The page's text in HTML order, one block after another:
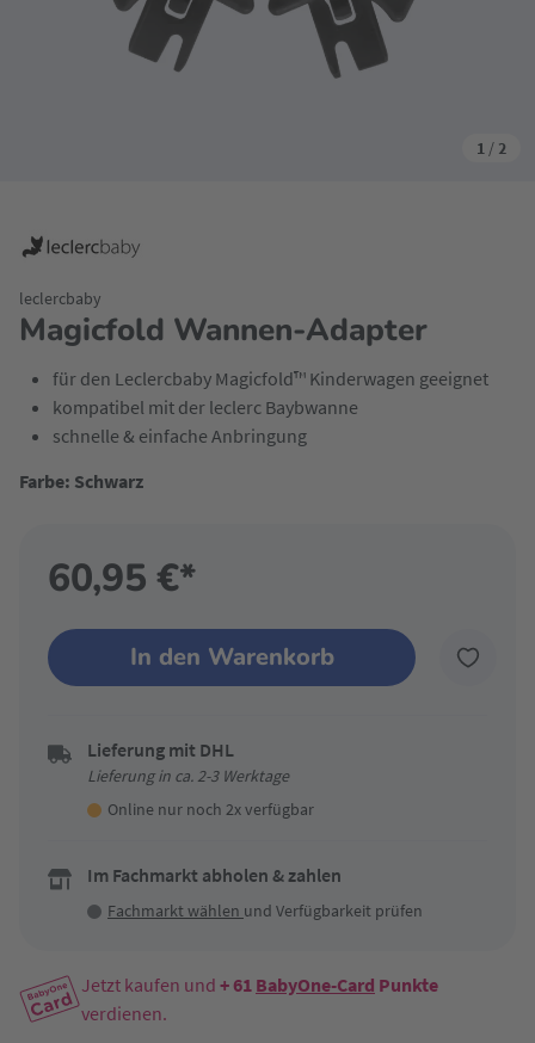
1 / 2
Magicfold Wannen-Adapter
leclercbaby
für den Leclercbaby Magicfold™ Kinderwagen geeignet
kompatibel mit der leclerc Baybwanne
schnelle & einfache Anbringung
Farbe: Schwarz
60,95 €*
In den Warenkorb
Lieferung mit DHL
Lieferung in ca. 2-3 Werktage
Online nur noch 2x verfügbar
Im Fachmarkt abholen & zahlen
Fachmarkt wählen und Verfügbarkeit prüfen
Jetzt kaufen und + 61 BabyOne-Card Punkte
verdienen.